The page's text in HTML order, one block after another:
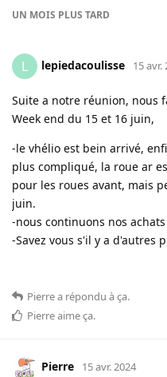
UN MOIS PLUS TARD
L lepiedacoulisse 15 avr.
Suite a notre réunion, nous
Week end du 15 et 16 juin,
-le vhélio est bein arrivé,
plus compliqué, la roue ar
pour les roues avant, mais
juin.
-nous continuons nos achats
-Savez vous s'il y a d'autres
Pierrea répondu à ça.
Pierreaime ça.
Pierre 15 avr. 2024